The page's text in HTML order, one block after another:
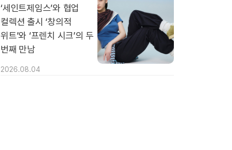
‘세인트제임스’와 협업
컬렉션 출시 ‘창의적
위트’와 ‘프렌치 시크’의 두
번째 만남
2026.08.04